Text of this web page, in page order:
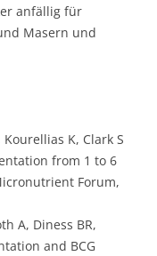
anfällig für
Masern und
Kourellias K, Clark S
from 1 to 6
Forum,
A, Diness BR,
and BCG